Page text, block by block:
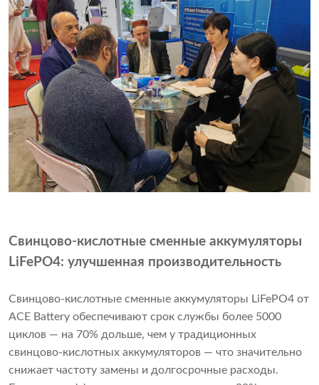
Свинцово-кислотные сменные аккумуляторы
LiFePO4: улучшенная производительность
Свинцово-кислотные сменные аккумуляторы LiFePO4 от
ACE Battery обеспечивают срок службы более 5000
циклов — на 70% дольше, чем у традиционных
свинцово-кислотных аккумуляторов — что значительно
снижает частоту замены и долгосрочные расходы.